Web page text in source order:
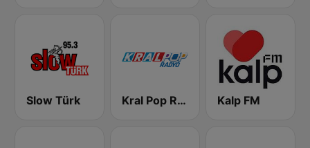
Slow Türk Kral Pop Radyo Kalp FM